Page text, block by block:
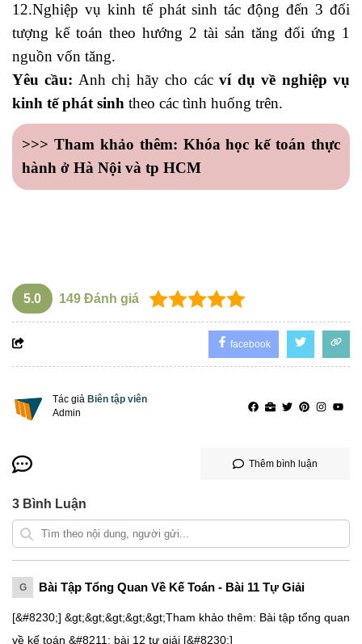
12.Nghiệp vụ kinh tế phát sinh tác động đến 3 đối
tượng kế toán theo hướng 2 tài sản tăng đối ứng 1
nguồn vốn tăng.
Yêu cầu: Anh chị hãy cho cácví dụ về nghiệp vụ
kinh tế phát sinh theo các tình huống trên.
>>> Tham khảo thêm: Khóa học kế toán thực
hành ở Hà Nội và tp HCM
5.0 149 Đánh giá
facebook
Tác giả Biên tập viên
Admin
Thêm bình luận
3 Bình Luận
G Bài Tập Tổng Quan Về Kế Toán - Bài 11 Tự Giải
[&#8230;] &gt;&gt;&gt;&gt;&gt;Tham khảo thêm: Bài tập tổng quan
về kế toán &#8211; bài 12 tự giải [&#8230;]